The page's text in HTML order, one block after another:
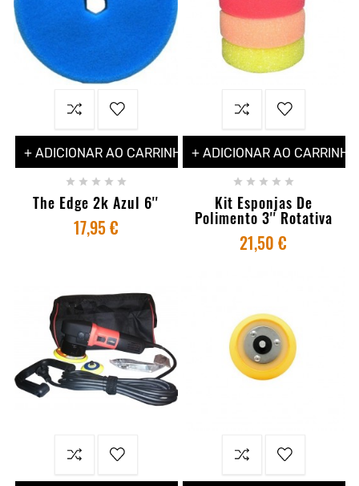
+ ADICIONAR AO CARRINHO
    
The Edge 2k Azul 6''
17,95 €
+ ADICIONAR AO CARRINHO
    
Kit Esponjas De
Polimento 3'' Rotativa
21,50 €